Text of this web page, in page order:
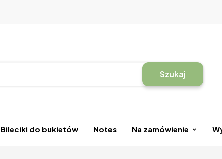
Szukaj
Bileciki do bukietów Notes Na zamówienie